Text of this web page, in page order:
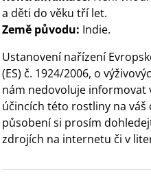
a děti do věku tří let.
Země původu: Indie.
Ustanovení nařízení
(ES) č. 1924/2006, o
nám nedovoluje informovat
účincích této rostliny na
působení si prosím
zdrojích na internetu či v